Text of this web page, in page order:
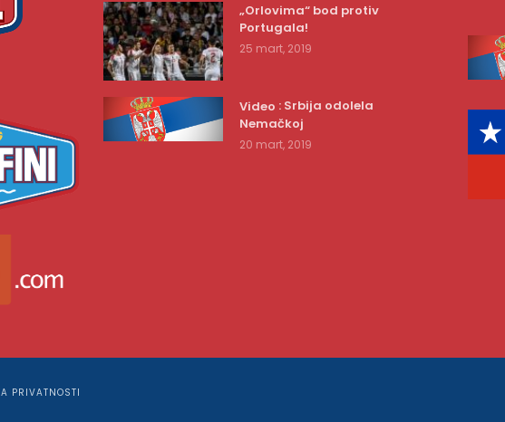
„Orlovima“ bod protiv
Portugala!
25 mart, 2019
Video : Srbija odolela
Nemačkoj
20 mart, 2019
PRIVATNOSTI